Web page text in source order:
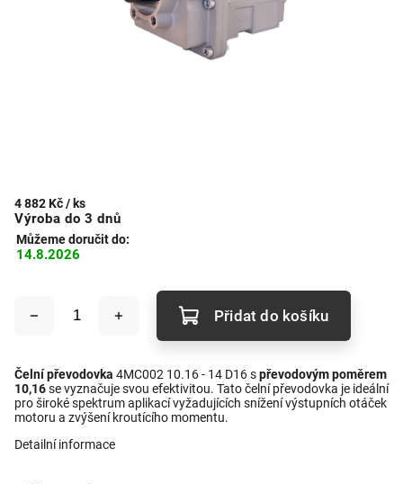
4 882 Kč/ ks
Výroba do 3 dnů
Můžeme doručit do:
14.8.2026
Přidat do košíku
Čelní převodovka 4MC002 10.16 - 14 D16 spřevodovým poměrem
10,16se vyznačuje svou efektivitou. Tato čelní převodovka je ideální
pro široké spektrum aplikací vyžadujících snížení výstupních otáček
motoru a zvýšení kroutícího momentu.
Detailní informace